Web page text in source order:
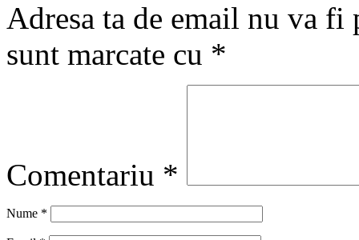
Adresa ta de email nu va fi
sunt marcate cu *
Comentariu *
Nume *